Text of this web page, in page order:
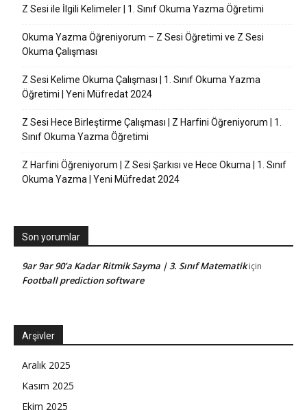
Z Sesi ile İlgili Kelimeler | 1. Sınıf Okuma Yazma Öğretimi
Okuma Yazma Öğreniyorum – Z Sesi Öğretimi ve Z Sesi
Okuma Çalışması
Z Sesi Kelime Okuma Çalışması | 1. Sınıf Okuma Yazma
Öğretimi | Yeni Müfredat 2024
Z Sesi Hece Birleştirme Çalışması | Z Harfini Öğreniyorum | 1.
Sınıf Okuma Yazma Öğretimi
Z Harfini Öğreniyorum | Z Sesi Şarkısı ve Hece Okuma | 1. Sınıf
Okuma Yazma | Yeni Müfredat 2024
Son yorumlar
9ar 9ar 90’a Kadar Ritmik Sayma | 3. Sınıf Matematikiçin
Football prediction software
Arşivler
Aralık 2025
Kasım 2025
Ekim 2025